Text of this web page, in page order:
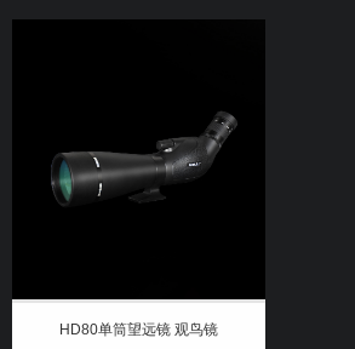
HD80单筒望远镜 观鸟镜